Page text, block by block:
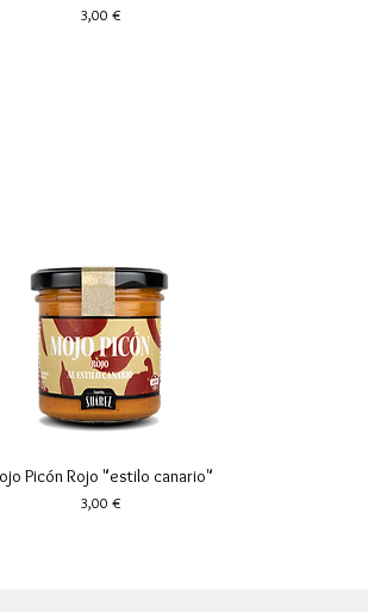
Precio
3,00 €
Vista rápida
Picón Rojo "estilo canario"
Precio
3,00 €